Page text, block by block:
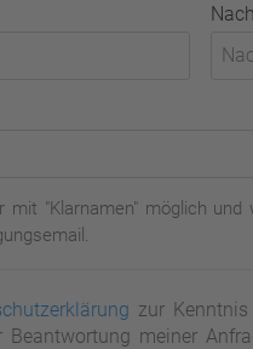
mit "Klarnamen" möglich
zur
meiner